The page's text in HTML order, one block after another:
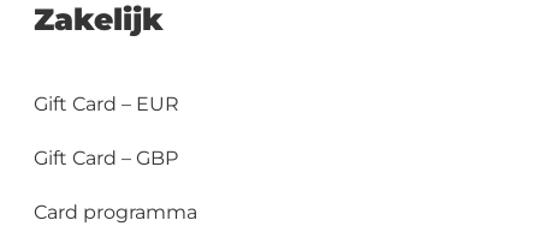
Zakelijk
Gift Card – EUR
Gift Card – GBP
Card programma